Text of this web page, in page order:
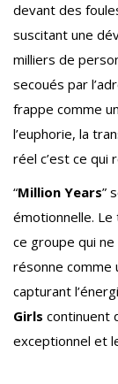
devant des
suscitant une
milliers de
secoués par
frappe comme
l’euphorie, la
réel c’est ce qui
“Million Years”
émotionnelle.
ce groupe qui
résonne comme
capturant
Girls continuent
exceptionnel et